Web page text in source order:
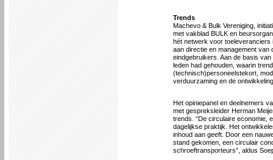
Trends
Machevo & Bulk Vereniging,
met vakblad BULK en
hét netwerk voor toeleveranciers
aan directie en management van
eindgebruikers. Aan de basis
leden had gehouden, waarin
(technisch)personeelstekort,
verduurzaming en de
Het opiniepanel en deelnemers
met gespreksleider Herman
trends. “De circulaire economie,
dagelijkse praktijk. Het
inhoud aan geeft. Door een
stand gekomen, een circulair
schroeftransporteurs”, aldus